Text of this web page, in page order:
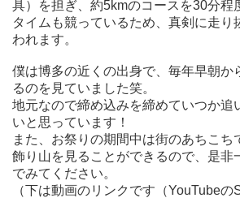
具）を担ぎ、約5kmのコースを30分程
タイムも競っているため、真剣に走り
われます。
僕は博多の近くの出身で、毎年早朝か
るのを見ていました笑。
地元なので締め込みを締めていつか追
いと思っています！
また、お祭りの期間中は街のあちこち
飾り山を見ることができるので、是非
でみてください。
（下は動画のリンクです（YouTube